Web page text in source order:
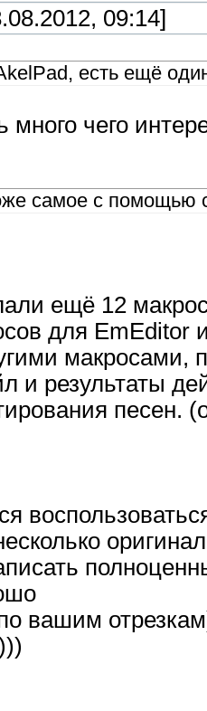
09:14]
есть ещё
много чего
самое с помощью
ещё 12
для
и результаты
песен.
вашим